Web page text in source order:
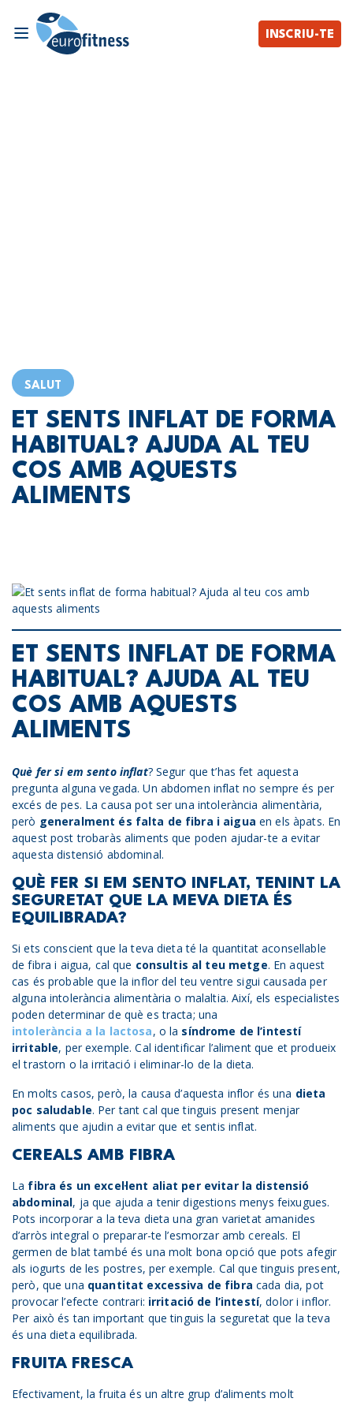
INSCRIU-TE
SALUT
ET SENTS INFLAT DE FORMA
HABITUAL? AJUDA AL TEU
COS AMB AQUESTS
ALIMENTS
ET SENTS INFLAT DE FORMA
HABITUAL? AJUDA AL TEU
COS AMB AQUESTS
ALIMENTS
Què fer si em sento inflat? Segur que t’has fet aquesta
pregunta alguna vegada. Un abdomen inflat no sempre és per
excés de pes. La causa pot ser una intolerància alimentària,
però generalment és falta de fibra i aigua en els àpats. En
aquest post trobaràs aliments que poden ajudar-te a evitar
aquesta distensió abdominal.
QUÈ FER SI EM SENTO INFLAT, TENINT LA
SEGURETAT QUE LA MEVA DIETA ÉS
EQUILIBRADA?
Si ets conscient que la teva dieta té la quantitat aconsellable
de fibra i aigua, cal que consultis al teu metge. En aquest
cas és probable que la inflor del teu ventre sigui causada per
alguna intolerància alimentària o malaltia. Així, els especialistes
poden determinar de què es tracta; una
intolerància a la lactosa, o la síndrome de l’intestí
irritable, per exemple. Cal identificar l’aliment que et produeix
el trastorn o la irritació i eliminar-lo de la dieta.
En molts casos, però, la causa d’aquesta inflor és una dieta
poc saludable. Per tant cal que tinguis present menjar
aliments que ajudin a evitar que et sentis inflat.
CEREALS AMB FIBRA
La fibra és un excel·lent aliat per evitar la distensió
abdominal, ja que ajuda a tenir digestions menys feixugues.
Pots incorporar a la teva dieta una gran varietat amanides
d’arròs integral o preparar-te l’esmorzar amb cereals. El
germen de blat també és una molt bona opció que pots afegir
als iogurts de les postres, per exemple. Cal que tinguis present,
però, que una quantitat excessiva de fibra cada dia, pot
provocar l’efecte contrari: irritació de l’intestí, dolor i inflor.
Per això és tan important que tinguis la seguretat que la teva
és una dieta equilibrada.
FRUITA FRESCA
Efectivament, la fruita és un altre grup d’aliments molt